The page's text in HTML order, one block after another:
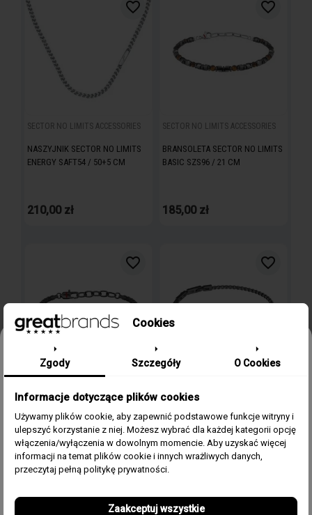
SECTOR NO LIMITS ACCESSORIES
NASZYJNIK SECTOR NO LIMITS
ENERGY SAFT54 / 50+5 CM
210,00 zł
favorite_border
SECTOR NO LIMITS ACCESSORIES
BRANSOLETA SECTOR NO LIMITS
BASIC SZS96 / 21 CM
185,00 zł
favorite_border
BRANSOLETA SECTOR NO LIMITS
TENNIS SANN48 / 21 CM
235,00 zł
favorite_border
PREMIUM SAVK08 / 18+3 CM
370,00 zł
favorite_border
Cookies
Zgody Szczegóły O Cookies
Informacje dotyczące plików cookies
Używamy plików cookie, aby zapewnić podstawowe funkcje witryny i
ulepszyć korzystanie z niej. Możesz wybrać dla każdej kategorii opcję
włączenia/wyłączenia w dowolnym momencie. Aby uzyskać więcej
informacji na temat plików cookie i innych wrażliwych danych,
przeczytaj pełną politykę prywatności.
Zaakceptuj wszystkie
Odbierz 15% rabatu na pierwsze
zamówienie w greatbrands!
Zapisz się do bezpłatnego Newslettera i dowiaduj się pierwszy o
Email
ZgodaAkceptuję regulamin i wyrażam zgodę na przetwarzanie
powyższych danych osobowych w celu otrzymywania